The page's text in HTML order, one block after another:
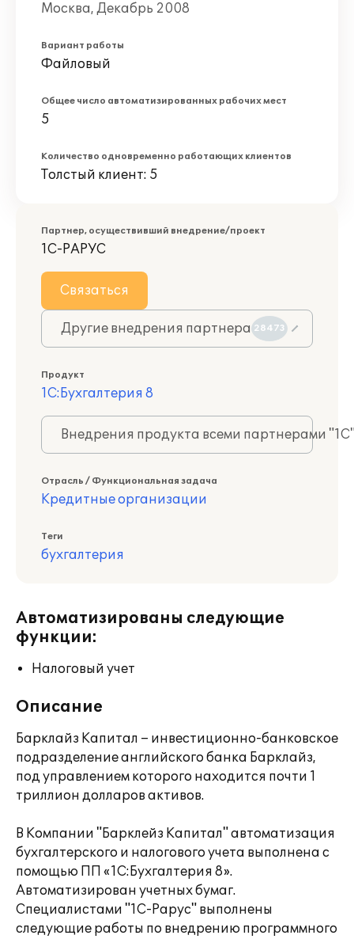
Москва, Декабрь 2008
Вариант работы
Файловый
Общее число автоматизированных рабочих мест
5
Количество одновременно работающих клиентов
Толстый клиент: 5
Партнер, осуществивший внедрение/проект
1С-РАРУС
Связаться
Другие внедрения партнера 28473
Продукт
1С:Бухгалтерия 8
Внедрения продукта всеми партнерами
Отрасль / Функциональная задача
Кредитные организации
Теги
бухгалтерия
Автоматизированы следующие
функции:
Налоговый учет
Описание
Барклайз Капитал – инвестиционно-банковское
подразделение английского банка Барклайз,
под управлением которого находится почти 1
триллион долларов активов.
В Компании "Барклейз Капитал" автоматизация
бухгалтерского и налогового учета выполнена с
помощью ПП «1С:Бухгалтерия 8».
Автоматизирован учетных бумаг.
Специалистами "1С-Рарус" выполнены
следующие работы по внедрению программного